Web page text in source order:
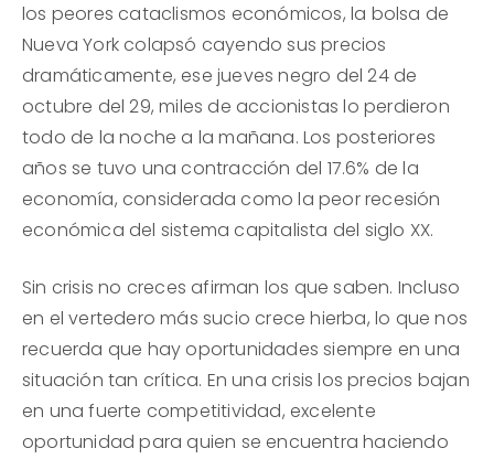
los peores cataclismos económicos, la bolsa de
Nueva York colapsó cayendo sus precios
dramáticamente, ese jueves negro del 24 de
octubre del 29, miles de accionistas lo perdieron
todo de la noche a la mañana. Los posteriores
años se tuvo una contracción del 17.6% de la
economía, considerada como la peor recesión
económica del sistema capitalista del siglo XX.
Sin crisis no creces afirman los que saben. Incluso
en el vertedero más sucio crece hierba, lo que nos
recuerda que hay oportunidades siempre en una
situación tan crítica. En una crisis los precios bajan
en una fuerte competitividad, excelente
oportunidad para quien se encuentra haciendo